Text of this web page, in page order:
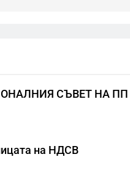
СЪВЕТ НА ПП
на НДСВ